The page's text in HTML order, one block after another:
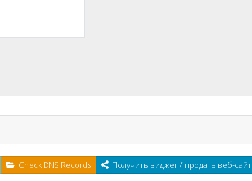
Check DNS Records Получить виджет / продать веб-сайт